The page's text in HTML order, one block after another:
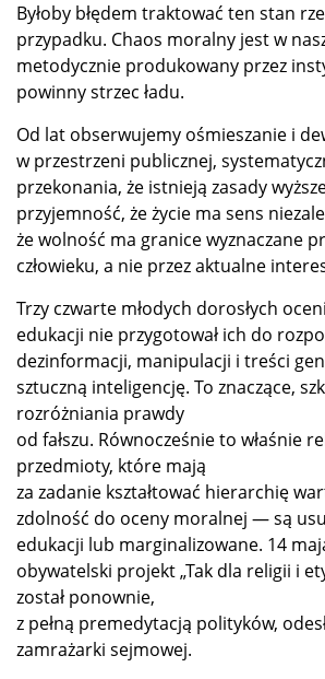
Byłoby błędem traktować ten stan
przypadku. Chaos moralny jest w
metodycznie produkowany przez
powinny strzec ładu.
Od lat obserwujemy ośmieszanie i
w przestrzeni publicznej,
przekonania, że istnieją zasady
przyjemność, że życie ma sens
że wolność ma granice wyznaczane
człowieku, a nie przez aktualne
Trzy czwarte młodych dorosłych
edukacji nie przygotował ich do
dezinformacji, manipulacji i treści
sztuczną inteligencję. To znaczące,
rozróżniania prawdy
od fałszu. Równocześnie to właśnie
przedmioty, które mają
za zadanie kształtować hierarchię
zdolność do oceny moralnej — są
edukacji lub marginalizowane. 14
obywatelski projekt „Tak dla religii i
został ponownie,
z pełną premedytacją polityków,
zamrażarki sejmowej.